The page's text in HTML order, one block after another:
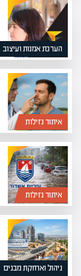
הערכת אמנות ועיצוב
איתור נזילות
איתור נזילות
ניהול ואחזקת מבנים